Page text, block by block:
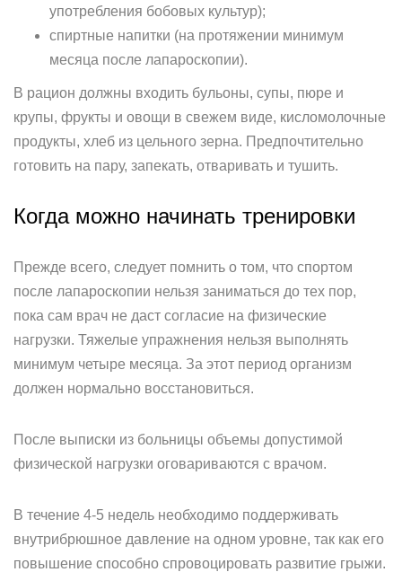
употребления бобовых культур);
спиртные напитки (на протяжении минимум
месяца после лапароскопии).
В рацион должны входить бульоны, супы, пюре и
крупы, фрукты и овощи в свежем виде, кисломолочные
продукты, хлеб из цельного зерна. Предпочтительно
готовить на пару, запекать, отваривать и тушить.
Когда можно начинать тренировки
Прежде всего, следует помнить о том, что спортом
после лапароскопии нельзя заниматься до тех пор,
пока сам врач не даст согласие на физические
нагрузки. Тяжелые упражнения нельзя выполнять
минимум четыре месяца. За этот период организм
должен нормально восстановиться.
После выписки из больницы объемы допустимой
физической нагрузки оговариваются с врачом.
В течение 4-5 недель необходимо поддерживать
внутрибрюшное давление на одном уровне, так как его
повышение способно спровоцировать развитие грыжи.